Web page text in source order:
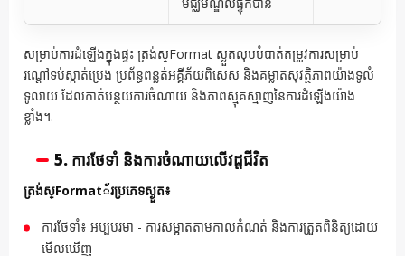
សម្រាប់ការដំឡើងក្នុងផ្ទះ ត្រង់ស្Format ស្ងួតលុបបំបាត់តម្រូវការសម្រាប់
រណ្តៅទប់ស្កាត់ប្រេង ប្រព័ន្ធពន្លត់អគ្គីភ័យពិសេស និងគម្លាតសុវត្ថិភាពយ៉ាងទូលំ
ទូលាយ ដែលកាត់បន្ថយការចំណាយ និងភាពស្មុគស្មាញនៃការដំឡើងយ៉ាង
ខ្លាំង។.
5. ការថែទាំ និងការចំណាយលើវដ្តជីវិត
ត្រង់ស្Format័រប្រភេទស្ងួត៖
ការថែទាំ៖ អប្បបរមា - ការសម្អាតតាមកាលកំណត់ និងការត្រួតពិនិត្យដោយ
មើលឃើញ